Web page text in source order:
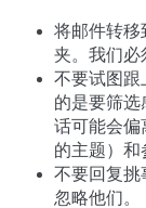
将邮件转移
夹。我们必
不要试图
的是要筛
话可能会偏
的主题）和
不要回复挑
忽略他们。